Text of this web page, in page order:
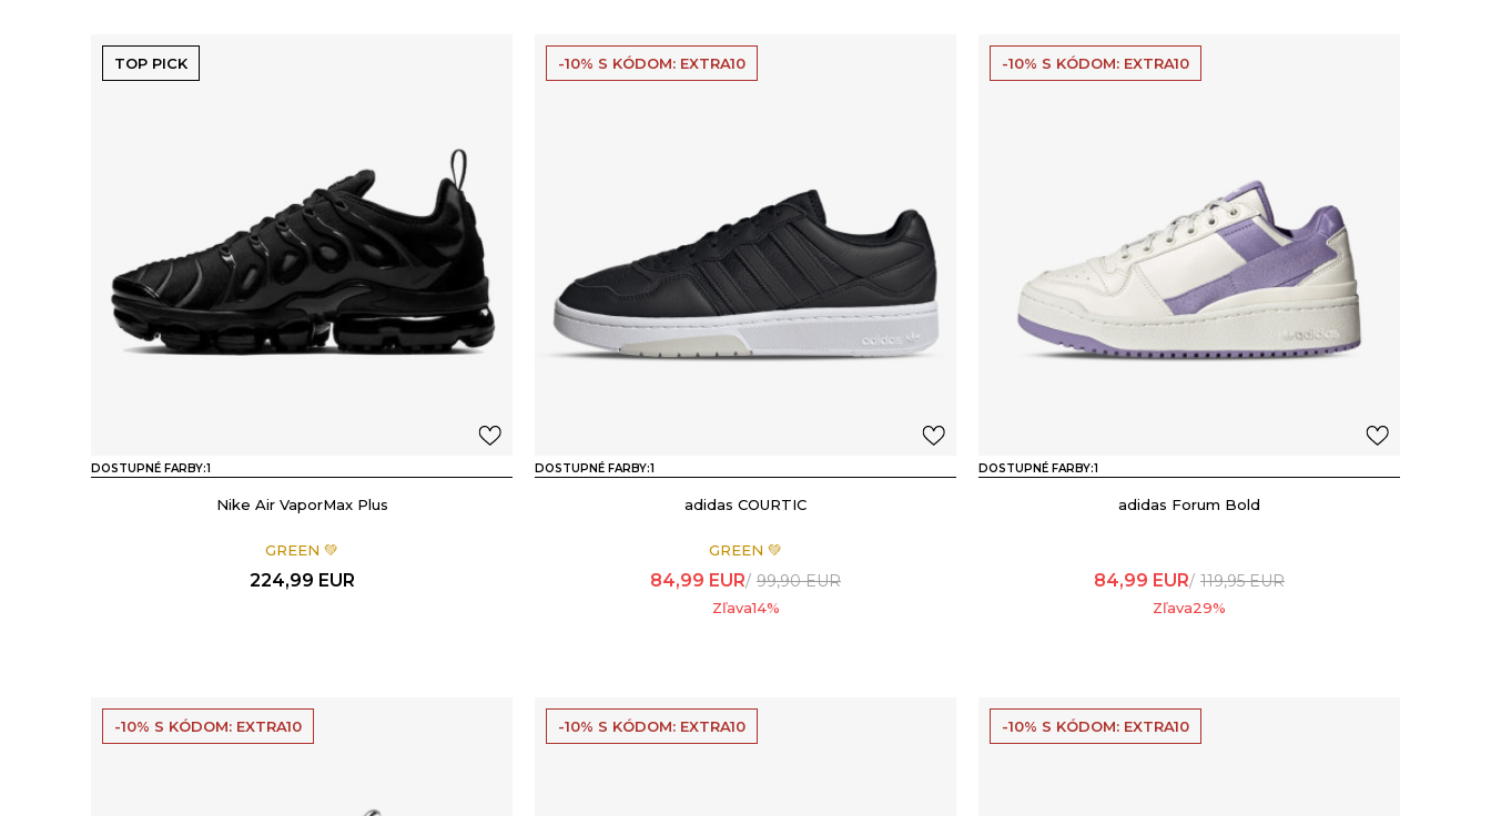
TOP PICK
DOSTUPNÉ FARBY:1
Nike Air VaporMax Plus
GREEN 💚
224,99 EUR
-10% S KÓDOM: EXTRA10
DOSTUPNÉ FARBY:1
adidas COURTIC
GREEN 💚
84,99 EUR 99,90EUR
Zľava14%
-10% S KÓDOM: EXTRA10
DOSTUPNÉ FARBY:1
adidas Forum Bold
84,99 EUR 119,95EUR
Zľava29%
-10% S KÓDOM: EXTRA10 -10% S KÓDOM: EXTRA10 -10% S KÓDOM: EXTRA10